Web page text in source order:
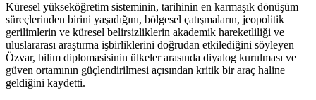
Küresel yükseköğretim sisteminin, tarihinin en karmaşık dönüşüm
süreçlerinden birini yaşadığını, bölgesel çatışmaların, jeopolitik
gerilimlerin ve küresel belirsizliklerin akademik hareketliliği ve
uluslararası araştırma işbirliklerini doğrudan etkilediğini söyleyen
Özvar, bilim diplomasisinin ülkeler arasında diyalog kurulması ve
güven ortamının güçlendirilmesi açısından kritik bir araç haline
geldiğini kaydetti.